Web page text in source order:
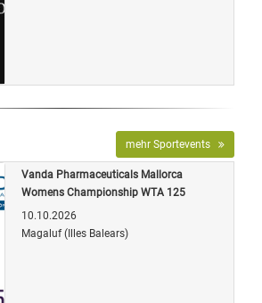
mehr Sportevents
Vanda Pharmaceuticals Mallorca
Womens Championship WTA 125
10.10.2026
Magaluf (Illes Balears)